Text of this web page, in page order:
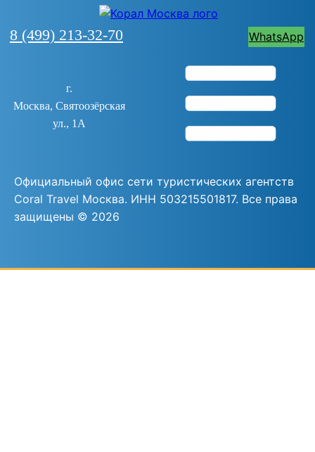
8 (499) 213-32-70 WhatsApp
г.
Москва, Святоозёрская
ул., 1А
Официальный офис сети туристических агентств
Coral Travel Москва. ИНН 503215501817. Все права
защищены © 2026